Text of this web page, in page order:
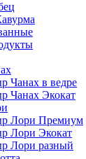
Чанах в ведре
Чанах Экокат
Лори Премиум
Лори Экокат
Лори разный